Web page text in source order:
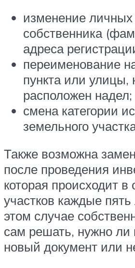
изменение
собственника
адреса
переименование
пункта или улицы,
расположен надел;
смена категории
земельного
Также возможна
после проведения
которая происходит
участков каждые
этом случае
сам решать, нужно ли
новый документ или